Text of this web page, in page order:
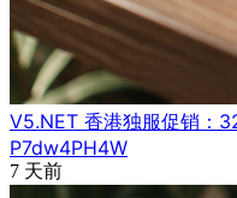
V5.NET 香港独服促销：
P7dw4PH4W
7 天前